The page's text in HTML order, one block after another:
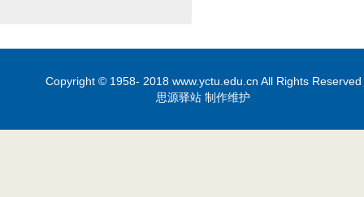
Copyright © 1958- 2018 www.yctu.edu.cn All Rights Reserved
思源驿站 制作维护